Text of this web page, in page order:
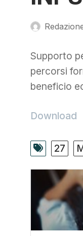
Supporto
percorsi
beneficio
Download
27